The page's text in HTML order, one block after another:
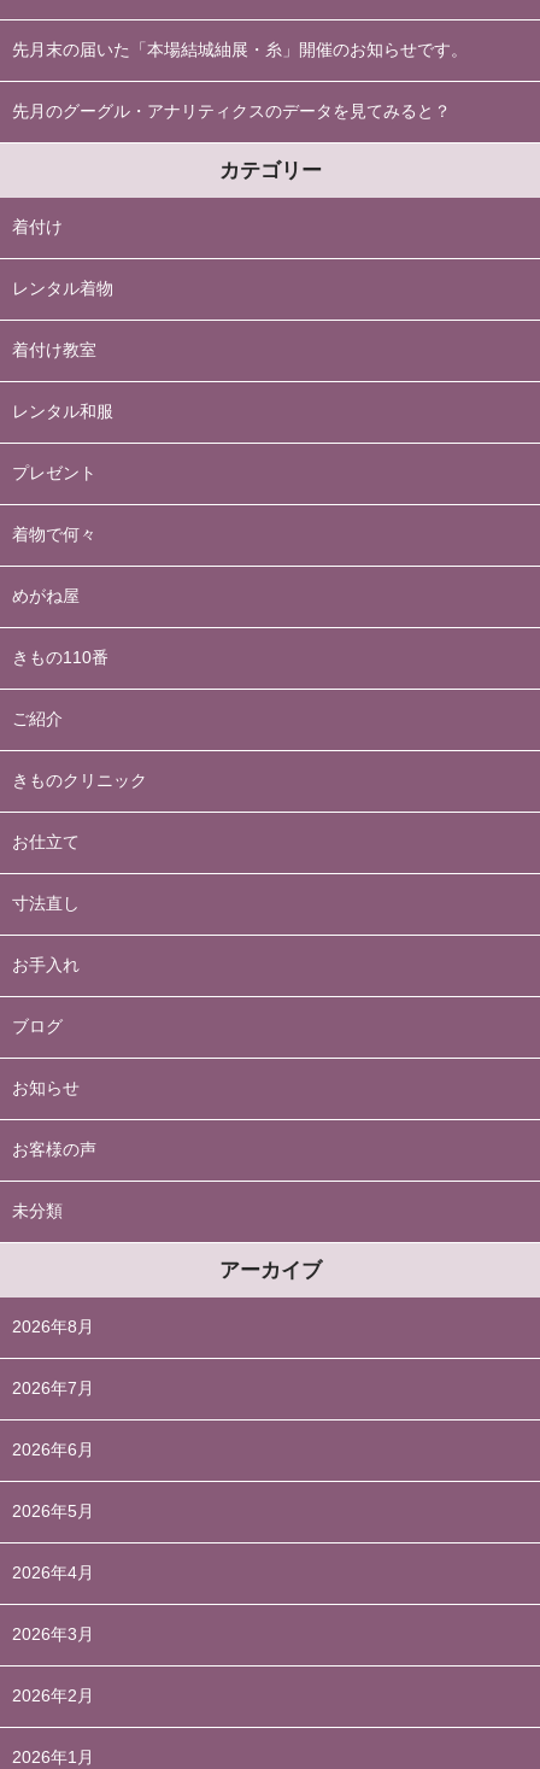
先月末の届いた「本場結城紬展・糸」開催のお知らせです。
先月のグーグル・アナリティクスのデータを見てみると？
カテゴリー
着付け
レンタル着物
着付け教室
レンタル和服
プレゼント
着物で何々
めがね屋
きもの110番
ご紹介
きものクリニック
お仕立て
寸法直し
お手入れ
ブログ
お知らせ
お客様の声
未分類
アーカイブ
2026年8月
2026年7月
2026年6月
2026年5月
2026年4月
2026年3月
2026年2月
2026年1月